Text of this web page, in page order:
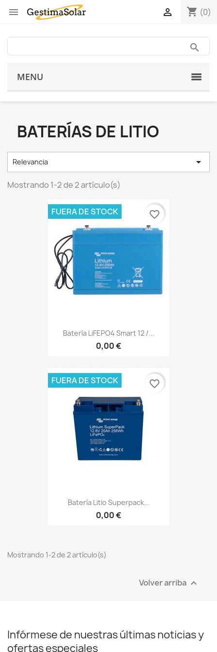
 shopping_cart (0)

MENU
BATERÍAS DE LITIO
Relevancia 
Mostrando 1-2 de 2 artículo(s)
Batería LiFEPO4 Smart 12 /...
0,00 €
FUERA DE STOCK favorite_border
Batería Litio Superpack...
0,00 €
FUERA DE STOCK favorite_border
Mostrando 1-2 de 2 artículo(s)
Volver arriba 
Infórmese de nuestras últimas noticias y
ofertas especiales